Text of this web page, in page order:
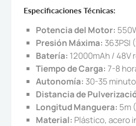
Especificaciones Técnicas:
Potencia del Motor:
Presión Máxima: 363PSI
Batería: 12000mAh / 48V
Tiempo de Carga: 7-8
Autonomía: 30-35
Distancia de
Longitud Manguera: 5m
Material: Plástico, acero